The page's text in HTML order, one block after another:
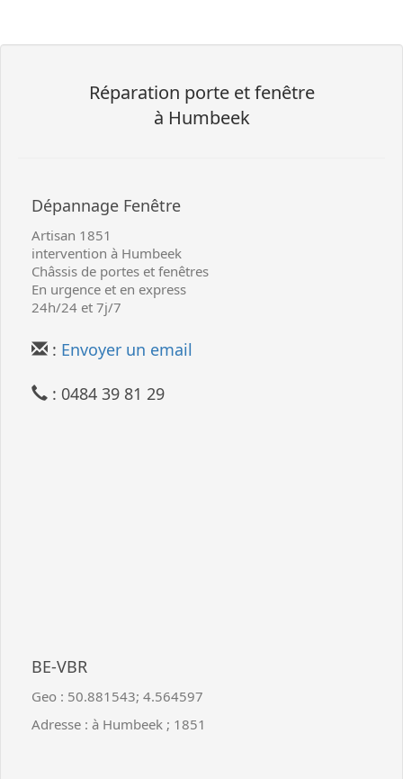
Réparation porte et fenêtre
à Humbeek
Dépannage Fenêtre
Artisan 1851
intervention à Humbeek
Châssis de portes et fenêtres
En urgence et en express
24h/24 et 7j/7
: Envoyer un email
: 0484 39 81 29
BE-VBR
Geo : 50.881543; 4.564597
Adresse : à Humbeek ; 1851